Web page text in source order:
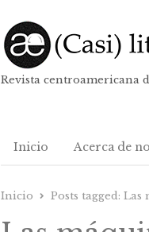
Revista centroamericana
Inicio Acerca de
Inicio Posts tagged: Las